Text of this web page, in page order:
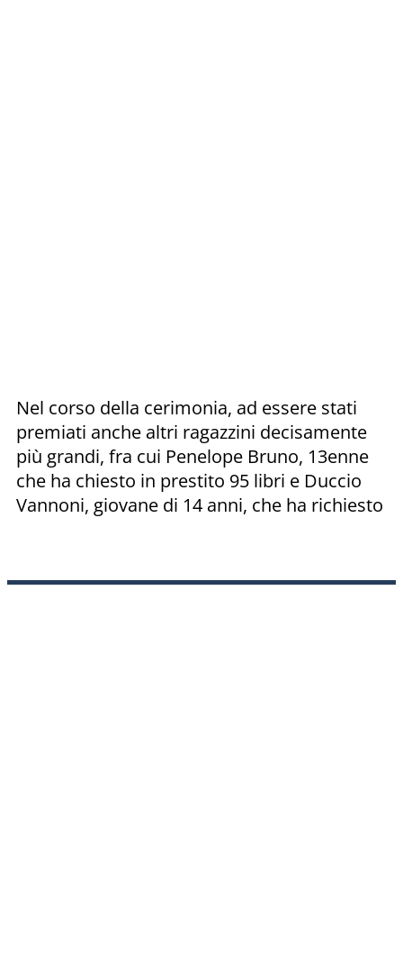
Nel corso della cerimonia, ad essere stati
premiati anche altri ragazzini decisamente
più grandi, fra cui Penelope Bruno, 13enne
che ha chiesto in prestito 95 libri e Duccio
Vannoni, giovane di 14 anni, che ha richiesto